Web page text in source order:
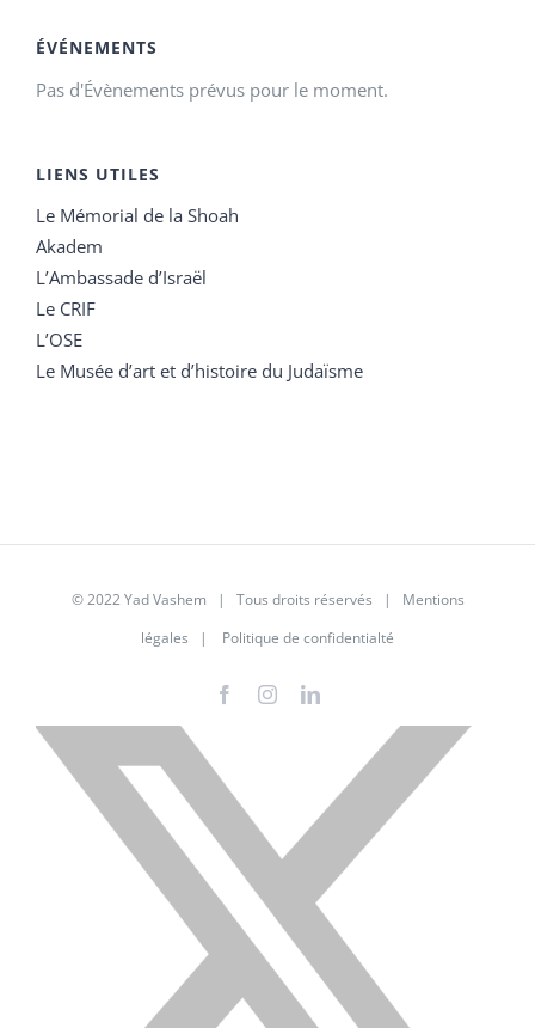
ÉVÉNEMENTS
Pas d'Évènements prévus pour le moment.
LIENS UTILES
Le Mémorial de la Shoah
Akadem
L’Ambassade d’Israël
Le CRIF
L’OSE
Le Musée d’art et d’histoire du Judaïsme
© 2022 Yad Vashem | Tous droits réservés | Mentions
légales | Politique de confidentialté
FacebookInstagramLinkedIn
X